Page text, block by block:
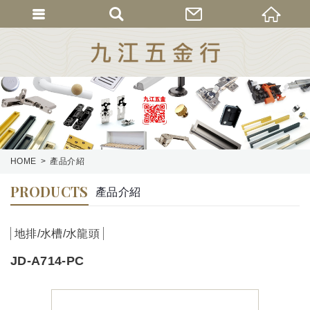
HOME 產品介紹
PRODUCTS 產品介紹
地排/水槽/水龍頭
JD-A714-PC